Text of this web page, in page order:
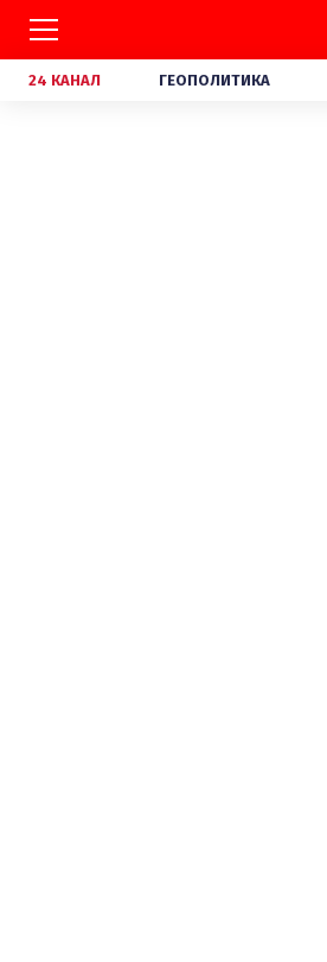
24 КАНАЛ ГЕОПОЛИТИКА